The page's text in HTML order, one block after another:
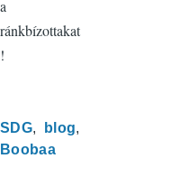
a
ránkbízottakat
!
SDG
blog
Boobaa